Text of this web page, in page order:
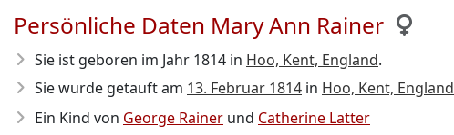
Persönliche Daten Mary Ann Rainer
Sie ist geboren im Jahr 1814 in Hoo, Kent, England.
Sie wurde getauft am 13. Februar 1814 in Hoo, Kent, England
Ein Kind von George Rainer und Catherine Latter